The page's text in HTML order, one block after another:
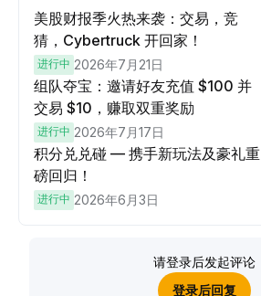
美股财报季火热来袭：交易，竞
猜，Cybertruck 开回家！
进行中 2026年7月21日
组队夺宝：邀请好友充值 $100 并
交易 $10，赚取双重奖励
进行中 2026年7月17日
积分兑兑碰 — 携手新玩法及豪礼重
磅回归！
进行中 2026年6月3日
请登录后发起评论
登录后回复